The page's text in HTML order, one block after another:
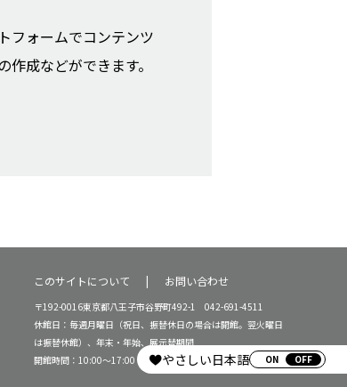
やさしい日本語 ON
フォームでコンテンツ
成などができます。
このサイトについて お問い合わせ
〒192-0016東京都八王子市谷野町492-1 042-691-4511
休館日：毎週月曜日（祝日、振替休日の場合は開館。翌火曜日
は振替休館）、年末・年始、展示替期間
開館時間：10:00～17:00（16:30受付終了）